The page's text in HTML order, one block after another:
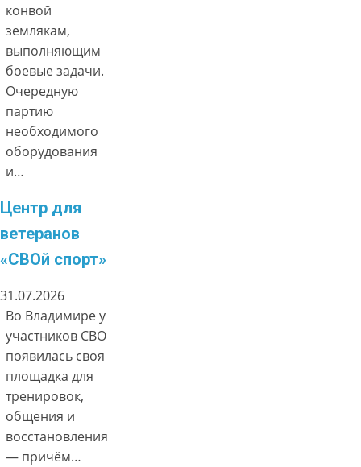
конвой
землякам,
выполняющим
боевые задачи.
Очередную
партию
необходимого
оборудования
и…
Центр для
ветеранов
«СВОй спорт»
31.07.2026
Во Владимире у
участников СВО
появилась своя
площадка для
тренировок,
общения и
восстановления
— причём…